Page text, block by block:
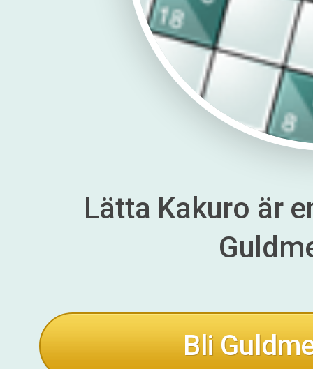
Lätta Kakuro är
Bli